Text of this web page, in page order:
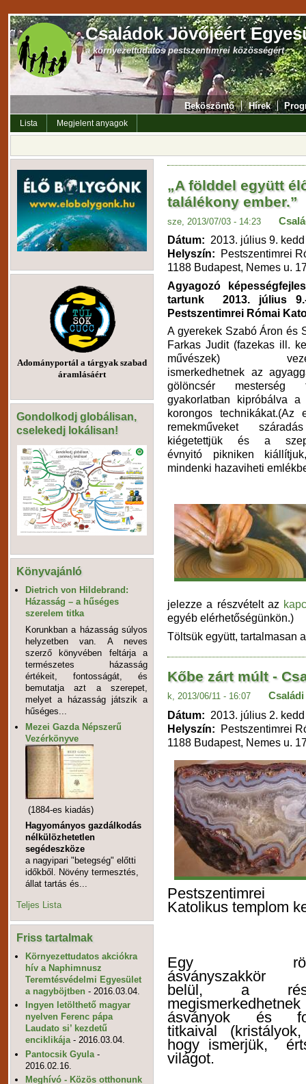
Családok Jövőjéért
a környezettudatos pestszentimrei közösségért
Beköszöntő Hírek
Lista Megjelent anyagok
Adományportál a tárgyak szabad
áramlásáért
Gondolkodj globálisan,
cselekedj lokálisan!
Könyvajánló
Dietrich von Hildebrand:
Házasság – a hűséges
szerelem titka
Korunkban a házasság súlyos
helyzetben van. A neves
szerző könyvében feltárja a
természetes házasság
értékeit, fontosságát, és
bemutatja azt a szerepet,
melyet a házasság játszik a
hűséges...
Mezei Gazda Népszerű
Vezérkönyve
(1884-es kiadás)
Hagyományos gazdálkodás
nélkülözhetetlen
segédeszköze
a nagyipari "betegség" előtti
időkből. Növény termesztés,
állat tartás és...
Teljes Lista
Friss tartalmak
Környezettudatos akciókra
hív a Naphimnusz
Teremtésvédelmi Egyesület
a nagyböjtben - 2016.03.04.
Ingyen letölthető magyar
nyelven Ferenc pápa
Laudato si’ kezdetű
enciklikája - 2016.03.04.
Pantocsik Gyula -
2016.02.16.
Meghívó - Közös otthonunk
„A földdel együtt
találékony ember.”
sze, 2013/07/03 - 14:23
Dátum: 2013. július 9.
Helyszín: Pestszentimrei
1188 Budapest, Nemes u.
Agyagozó
tartunk 2013. július
Pestszentimrei Római
A gyerekek Szabó Áron és
Farkas Judit (fazekas ill.
művészek)
ismerkedhetnek az
gölöncsér mesterség
gyakorlatban kipróbálva
korongos technikákat.(Az
remekműveket
kiégetettjük és a
évnyitó pikniken
mindenki hazaviheti
jelezze a részvételt az
egyéb elérhetőségünkön.)
Töltsük együtt, tartalmasan
Kőbe zárt múlt -
k, 2013/06/11 - 16:07
Dátum: 2013. július 2.
Helyszín: Pestszentimrei
1188 Budapest, Nemes u.
Pestszentimrei
Katolikus templom
Egy
ásványszakkör
belül, a
ásványok és
titkaival
hogy ismerjük,
világot.